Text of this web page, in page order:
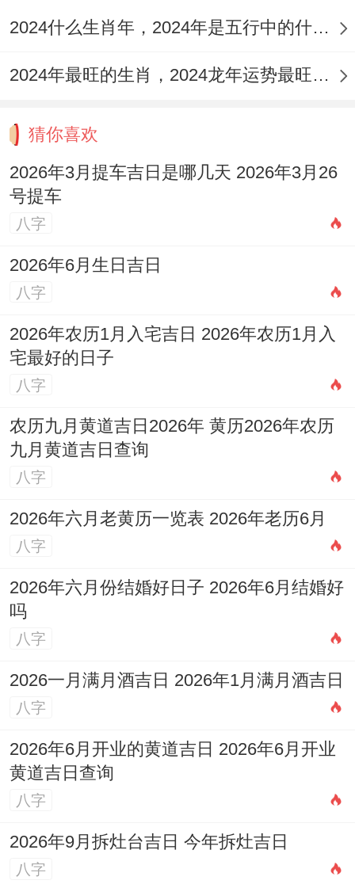
2024什么生肖年，2024年是五行中的什么生肖年份
2024年最旺的生肖，2024龙年运势最旺的4个生肖
猜你喜欢
2026年3月提车吉日是哪几天 2026年3月26
号提车
八字
2026年6月生日吉日
八字
2026年农历1月入宅吉日 2026年农历1月入
宅最好的日子
八字
农历九月黄道吉日2026年 黄历2026年农历
九月黄道吉日查询
八字
2026年六月老黄历一览表 2026年老历6月
八字
2026年六月份结婚好日子 2026年6月结婚好
吗
八字
2026一月满月酒吉日 2026年1月满月酒吉日
八字
2026年6月开业的黄道吉日 2026年6月开业
黄道吉日查询
八字
2026年9月拆灶台吉日 今年拆灶吉日
八字